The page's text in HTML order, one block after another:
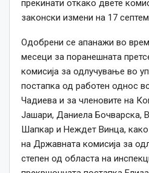
прекинати откако двете
законски измени на 17
Одобрени се апанажи во
месеци за поранешната
комисија за одлучување во
постапка од работен однос
Чадиева и за членовите на
Јашари, Даниела Бочварска,
Шапкар и Неждет Винца, како
на Државната комисија за
степен од областа на